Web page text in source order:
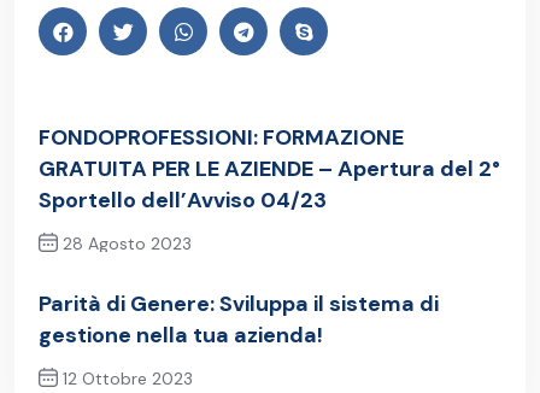
FONDOPROFESSIONI: FORMAZIONE
GRATUITA PER LE AZIENDE – Apertura del 2°
Sportello dell’Avviso 04/23
28 Agosto 2023
Parità di Genere: Sviluppa il sistema di
gestione nella tua azienda!
12 Ottobre 2023